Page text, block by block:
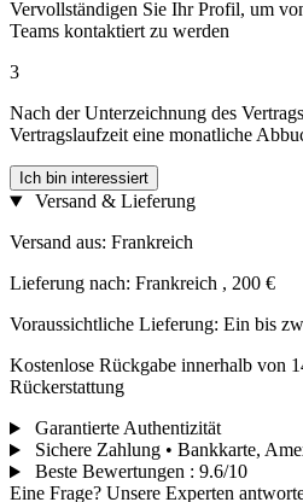
Vervollständigen Sie Ihr Profil, um
Teams kontaktiert zu werden
3
Nach der Unterzeichnung des
Vertragslaufzeit eine monatliche
Ich bin interessiert
Versand & Lieferung
Versand aus: Frankreich
Lieferung nach: Frankreich , 200 €
Voraussichtliche Lieferung: Ein bis
Kostenlose Rückgabe innerhalb von
Rückerstattung
Garantierte Authentizität
Sichere Zahlung • Bankkarte,
Beste Bewertungen : 9.6/10
Eine Frage? Unsere Experten